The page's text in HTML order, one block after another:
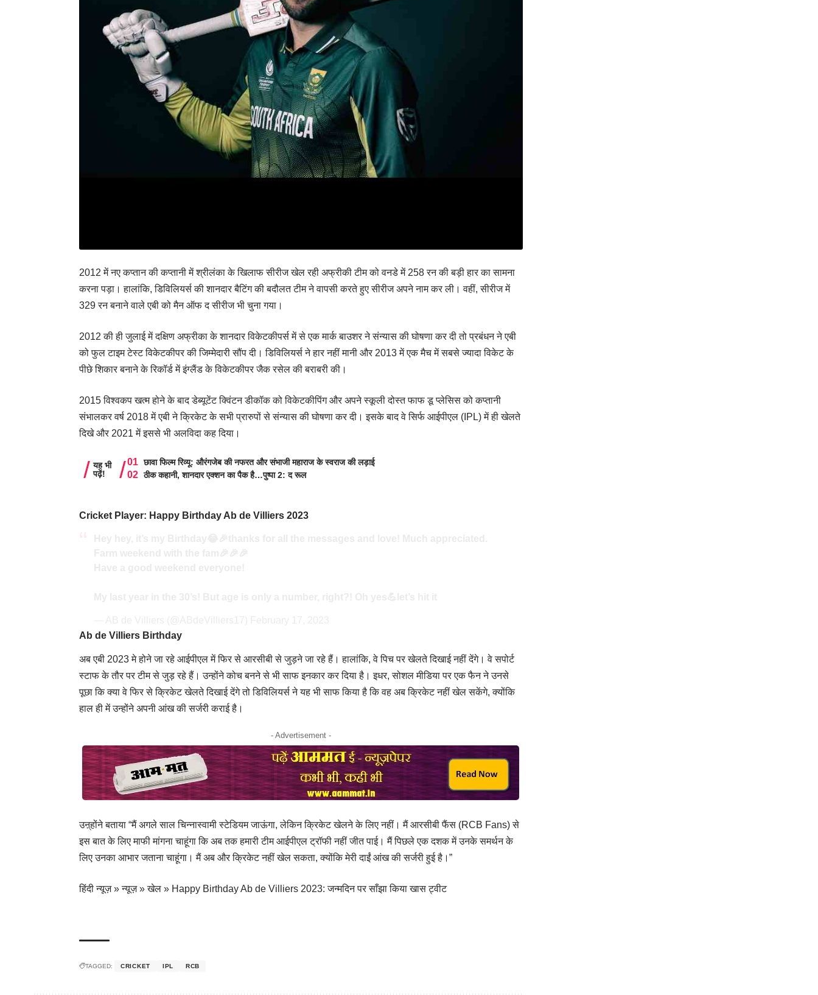
2012 में नए कप्तान की कप्तानी में श्रीलंका के खिलाफ सीरीज खेल रही अफ्रीकी टीम को वनडे में 258 रन की बड़ी हार का सामना
करना पड़ा। हालांकि, डिविलियर्स की शानदार बैटिंग की बदौलत टीम ने वापसी करते हुए सीरीज अपने नाम कर ली। वहीं, सीरीज में
329 रन बनाने वाले एबी को मैन ऑफ द सीरीज भी चुना गया।
2012 की ही जुलाई में दक्षिण अफ्रीका के शानदार विकेटकीपर्स में से एक मार्क बाउशर ने संन्यास की घोषणा कर दी तो प्रबंधन ने एबी
को फुल टाइम टेस्ट विकेटकीपर की जिम्मेदारी सौंप दी। डिविलियर्स ने हार नहीं मानी और 2013 में एक मैच में सबसे ज्यादा विकेट के
पीछे शिकार बनाने के रिकॉर्ड में इंग्लैंड के विकेटकीपर जैक रसेल की बराबरी की।
2015 विश्वकप खत्म होने के बाद डेब्यूटेंट क्विंटन डीकॉक को विकेटकीपिंग और अपने स्कूली दोस्त फाफ डू प्लेसिस को कप्तानी
संभालकर वर्ष 2018 में एबी ने क्रिकेट के सभी प्रारुपों से संन्यास की घोषणा कर दी। इसके बाद वे सिर्फ आईपीएल (IPL) में ही खेलते
दिखे और 2021 में इससे भी अलविदा कह दिया।
यह भी
पढ़ें!
छावा फिल्म रिव्यू: औरंगजेब की नफरत और संभाजी महाराज के स्वराज की लड़ाई
ठीक कहानी, शानदार एक्शन का पैक है…पुष्पा 2: द रूल
Cricket Player: Happy Birthday Ab de Villiers 2023
Ab de Villiers Birthday
अब एबी 2023 मे होने जा रहे आईपीएल में फिर से आरसीबी से जुड़ने जा रहे हैं। हालांकि, वे पिच पर खेलते दिखाई नहीं देंगे। वे सपोर्ट
स्टाफ के तौर पर टीम से जुड़ रहे हैं। उन्होंने कोच बनने से भी साफ इनकार कर दिया है। इधर, सोशल मीडिया पर एक फैन ने उनसे
पूछा कि क्या वे फिर से क्रिकेट खेलते दिखाई देंगे तो डिविलियर्स ने यह भी साफ किया है कि वह अब क्रिकेट नहीं खेल सकेंगे, क्योंकि
हाल ही में उन्होंने अपनी आंख की सर्जरी कराई है।
- Advertisement -
उऩ्होंने बताया “मैं अगले साल चिन्नास्वामी स्टेडियम जाऊंगा, लेकिन क्रिकेट खेलने के लिए नहीं। मैं आरसीबी फैंस (RCB Fans) से
इस बात के लिए माफी मांगना चाहूंगा कि अब तक हमारी टीम आईपीएल ट्रॉफी नहीं जीत पाई। मैं पिछले एक दशक में उनके समर्थन के
लिए उनका आभार जताना चाहूंगा। मैं अब और क्रिकेट नहीं खेल सकता, क्योंकि मेरी दाईं आंख की सर्जरी हुई है।”
हिंदी न्यूज़»न्यूज़»खेल » Happy Birthday Ab de Villiers 2023: जन्मदिन पर साँझा किया खास ट्वीट
TAGGED: CRICKET IPL RCB